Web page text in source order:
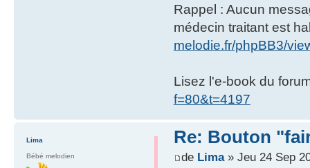
Rappel : Aucun
médecin traitant est
melodie.fr/phpBB3/
Lisez l'e-book du
f=80&t=4197
Re: Bouton
de Lima» Jeu 24 Sep
Lima
Bébé melodien